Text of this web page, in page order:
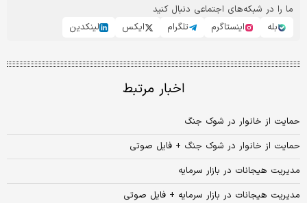
ما را در شبکه‌های اجتماعی دنبال کنید
بله
اینستاگرم تلگرام ایکس لینکدین
اخبار مرتبط
حمایت از خانوار در شوک جنگ
حمایت از خانوار در شوک جنگ + فایل صوتی
مدیریت هیجانات در بازار سرمایه
مدیریت هیجانات در بازار سرمایه + فایل صوتی